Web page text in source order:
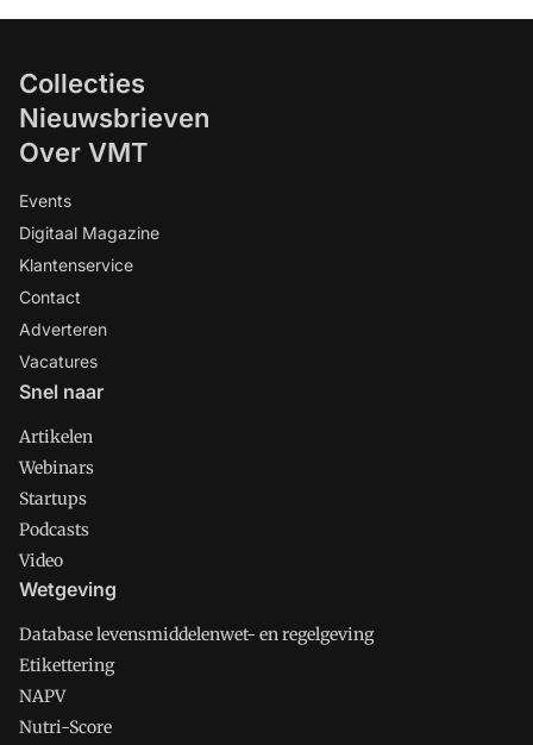
Collecties
Nieuwsbrieven
Over VMT
Events
Digitaal Magazine
Klantenservice
Contact
Adverteren
Vacatures
Snel naar
Artikelen
Webinars
Startups
Podcasts
Video
Wetgeving
Database levensmiddelenwet- en regelgeving
Etikettering
NAPV
Nutri-Score